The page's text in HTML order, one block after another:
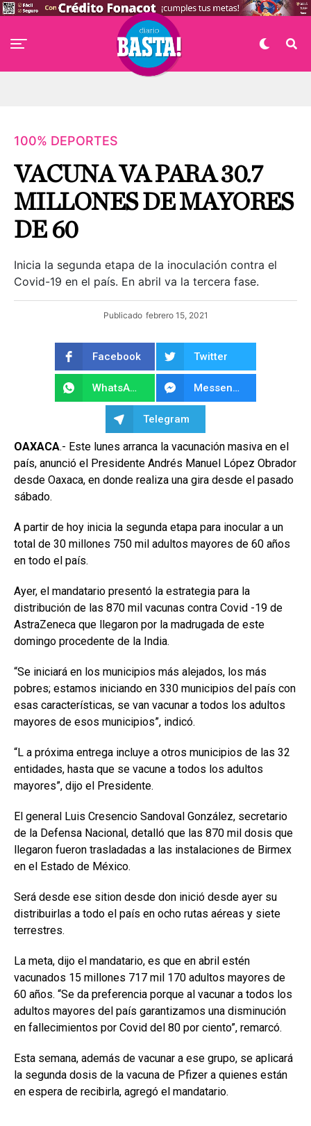
100% DEPORTES
VACUNA VA PARA 30.7
MILLONES DE MAYORES
DE 60
Inicia la segunda etapa de la inoculación contra el
Covid-19 en el país. En abril va la tercera fase.
Publicado febrero 15, 2021
Facebook Twitter
WhatsApp Messenger
Telegram
OAXACA.- Este lunes arranca la vacunación masiva en el
país, anunció el Presidente Andrés Manuel López Obrador
desde Oaxaca, en donde realiza una gira desde el pasado
sábado.
A partir de hoy inicia la segunda etapa para inocular a un
total de 30 millones 750 mil adultos mayores de 60 años
en todo el país.
Ayer, el mandatario presentó la estrategia para la
distribución de las 870 mil vacunas contra Covid -19 de
AstraZeneca que llegaron por la madrugada de este
domingo procedente de la India.
“Se iniciará en los municipios más alejados, los más
pobres; estamos iniciando en 330 municipios del país con
esas características, se van vacunar a todos los adultos
mayores de esos municipios”, indicó.
“L a próxima entrega incluye a otros municipios de las 32
entidades, hasta que se vacune a todos los adultos
mayores”, dijo el Presidente.
El general Luis Cresencio Sandoval González, secretario
de la Defensa Nacional, detalló que las 870 mil dosis que
llegaron fueron trasladadas a las instalaciones de Birmex
en el Estado de México.
Será desde ese sition desde don inició desde ayer su
distribuirlas a todo el país en ocho rutas aéreas y siete
terrestres.
La meta, dijo el mandatario, es que en abril estén
vacunados 15 millones 717 mil 170 adultos mayores de
60 años. “Se da preferencia porque al vacunar a todos los
adultos mayores del país garantizamos una disminución
en fallecimientos por Covid del 80 por ciento”, remarcó.
Esta semana, además de vacunar a ese grupo, se aplicará
la segunda dosis de la vacuna de Pfizer a quienes están
en espera de recibirla, agregó el mandatario.